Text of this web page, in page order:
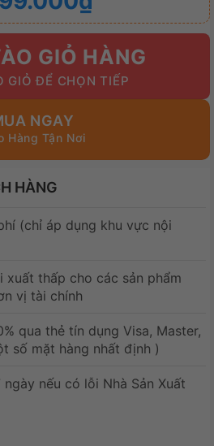
GIỎ HÀNG
NGAY
HÀNG
(chỉ áp dụng khu vực nội
thấp cho các sản phẩm
vị tài chính
qua thẻ tín dụng Visa, Master,
số mặt hàng nhất định )
nếu có lỗi Nhà Sản Xuất